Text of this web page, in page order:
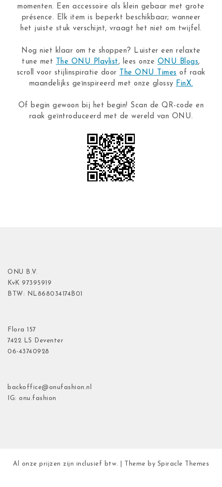
momenten. Een accessoire als klein gebaar met grote
présence. Elk item is beperkt beschikbaar; wanneer
het juiste stuk verschijnt, vraagt het niet om twijfel.
Nog niet klaar om te shoppen? Luister een relaxte
tune met
The ONU Playlist , lees onze ONU Blogs,
scroll voor stijlinspiratie door
The ONU Times of raak
maandelijks geïnspireerd met onze glossy FinX.
Of begin gewoon bij het begin! Scan de QR-code en
raak geïntroduceerd met de wereld van ONU.
ONU B.V.
KvK 97395919
BTW: NL868034174B01
Flora 157
7422 LS Deventer
06-43740928
backoffice@onufashion.nl
IG: onu.fashion
Al onze prijzen zijn inclusief btw. | Theme by Spiracle Themes